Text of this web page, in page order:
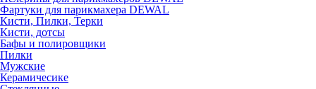
Фартуки для парикмахера DEWAL
Кисти, Пилки, Терки
Кисти, дотсы
Бафы и полировщики
Пилки
Мужские
Керамичесике